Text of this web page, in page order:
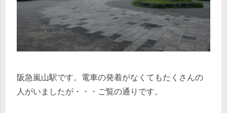
阪急嵐山駅です。電車の発着がなくてもたくさんの
人がいましたが・・・ご覧の通りです。